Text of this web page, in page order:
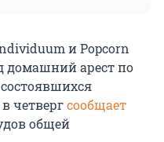
и Popcorn
домашний арест по
четвергсообщает
общей